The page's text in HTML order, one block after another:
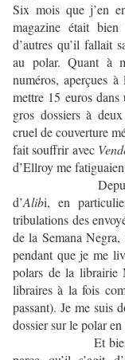
Six mois que j’en
magazine était
d’autres qu’il fallait
au polar. Quant à
numéros, aperçues
mettre 15 euros
gros dossiers à
cruel de couverture
fait souffrir avec
d’Ellroy me
Depuis, j’ai
d’Alibi, en
tribulations des
de la Semana
pendant que je me
polars de la librairie
libraires à la fois
passant). Je me suis
dossier sur le polar
Et bien, je n’ai